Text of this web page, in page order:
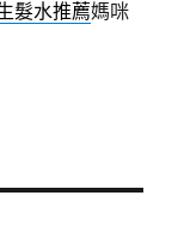
髮水推薦媽咪